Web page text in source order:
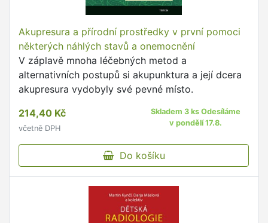
Akupresura a přírodní prostředky v první pomoci
některých náhlých stavů a onemocnění
V záplavě mnoha léčebných metod a
alternativních postupů si akupunktura a její dcera
akupresura vydobyly své pevné místo.
214,40 Kč
včetně DPH
Skladem 3 ks Odesíláme
v pondělí 17.8.
Do košíku